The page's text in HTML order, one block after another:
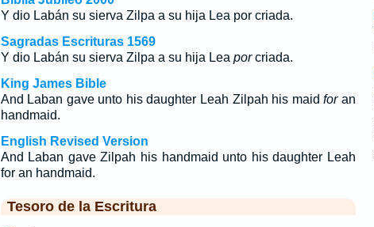
Y dio Labán su sierva Zilpa a su hija Lea porcriada.
Sagradas Escrituras 1569
Y dio Labán su sierva Zilpa a su hija Lea porcriada.
King James Bible
And Laban gave unto his daughter Leah Zilpah his maidforan
handmaid.
English Revised Version
And Laban gave Zilpah his handmaid unto his daughter Leah
for an handmaid.
Tesoro de la Escritura